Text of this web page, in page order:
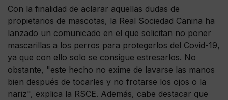
Con la finalidad de aclarar aquellas dudas de
propietarios de mascotas, la Real Sociedad Canina ha
lanzado un comunicado en el que solicitan no poner
mascarillas a los perros para protegerlos del Covid-19,
ya que con ello solo se consigue estresarlos. No
obstante, "este hecho no exime de lavarse las manos
bien después de tocarles y no frotarse los ojos o la
nariz", explica la RSCE. Además, cabe destacar que